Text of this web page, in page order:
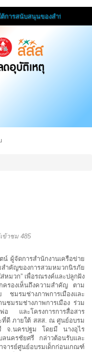
รสนับสนุนของสำนักงานกองทุ
ข้าชม 485
จัดการสำนักงานเครือข่าย
ำคัญของการสวมหมวกนิรภัย
หมวก” เพื่อรณรงค์และปลูกฝัง
ครองเห็นถึงความสำคัญ ตาม
มรมช่างภาพการเมืองและ
มรมช่างภาพการเมือง ร่วม
อ และโครงการการสื่อสาร
ที่ดี ภายใต้ สสส. ณ ศูนย์อบรม
รี จ.นครปฐม โดยมี นางอุไร
ลนครชัยศรี กล่าวต้อนรับและ
รย์ศูนย์อบรมเด็กก่อนเกณฑ์